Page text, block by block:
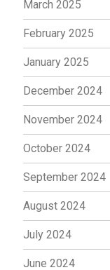
March 2025
February 2025
January 2025
December 2024
November 2024
October 2024
September 2024
August 2024
July 2024
June 2024